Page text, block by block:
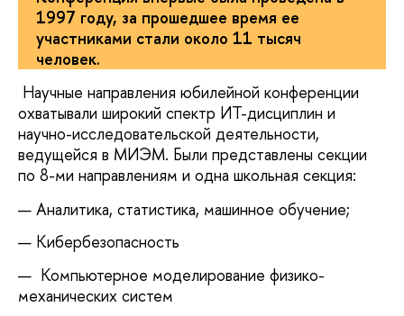
1997 году, за прошедшее время ее
участниками стали около 11 тысяч
человек.
Научные направления юбилейной конференции
охватывали широкий спектр ИТ-дисциплин и
научно-исследовательской деятельности,
ведущейся в МИЭМ. Были представлены секции
по 8-ми направлениям и одна школьная секция:
Аналитика, статистика, машинное обучение;
Кибербезопасность
Компьютерное моделирование физико-
механических систем